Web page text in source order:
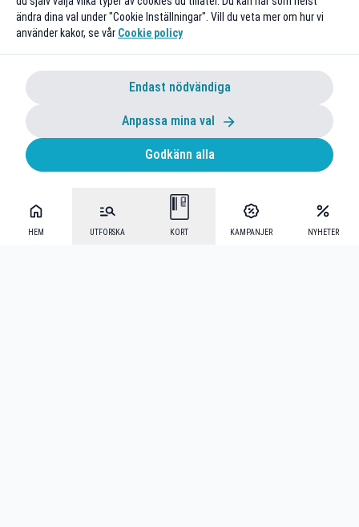
HEM UTFORSKA KORT KAMPANJER NYHETER
ändra dina val under "Cookie Inställningar". Vill du veta mer om hur vi
använder kakor, se vår Cookie policy
Endast nödvändiga
Anpassa mina val
Godkänn alla